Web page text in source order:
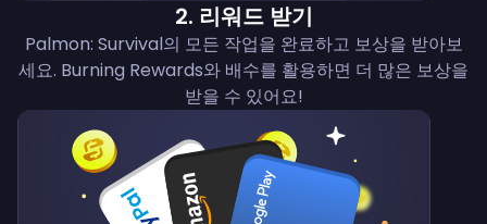
2. 리워드 받기
Palmon: Survival의 모든 작업을 완료하고 보상을 받아보
세요. Burning Rewards와 배수를 활용하면 더 많은 보상을
받을 수 있어요!